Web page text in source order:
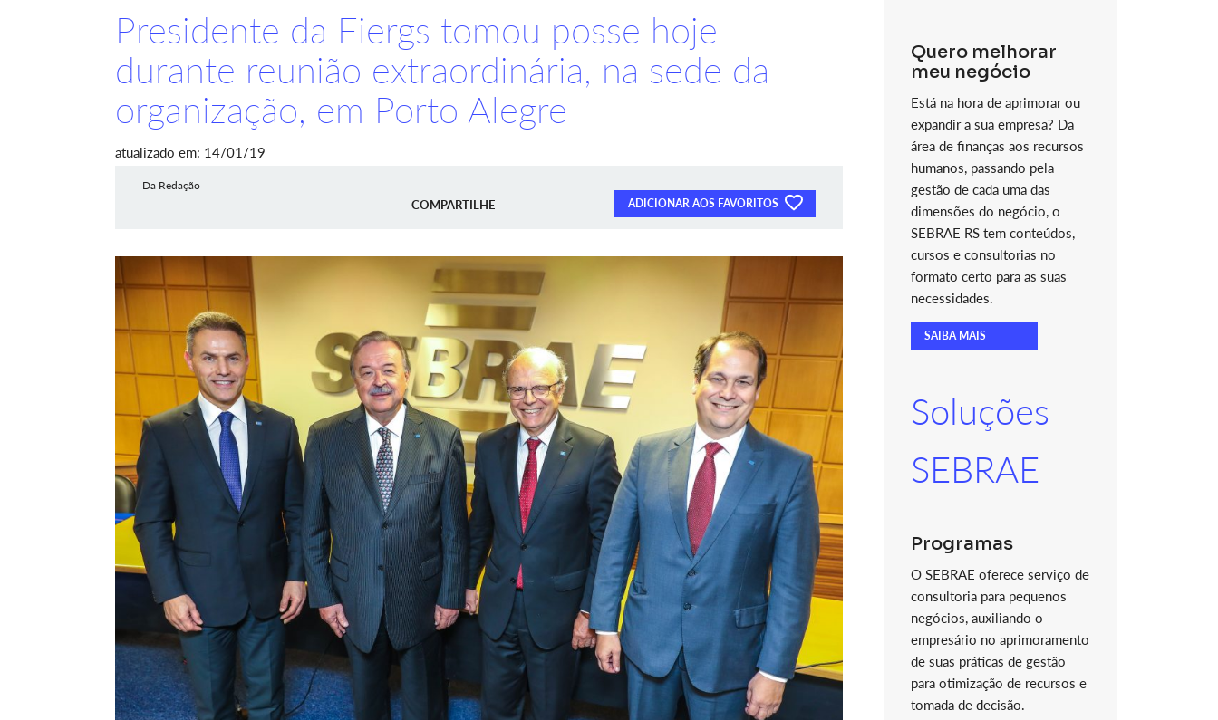
Presidente da Fiergs tomou posse hoje
durante reunião extraordinária, na sede da
organização, em Porto Alegre
atualizado em: 14/01/19
Da Redação
COMPARTILHE ADICIONAR AOS FAVORITOS
Quero melhorar
meu negócio
Está na hora de aprimorar ou
expandir a sua empresa? Da
área de finanças aos recursos
humanos, passando pela
gestão de cada uma das
dimensões do negócio, o
SEBRAE RS tem conteúdos,
cursos e consultorias no
formato certo para as suas
necessidades.
SAIBA MAIS
Soluções
SEBRAE
Programas
O SEBRAE oferece serviço de
consultoria para pequenos
negócios, auxiliando o
empresário no aprimoramento
de suas práticas de gestão
para otimização de recursos e
tomada de decisão.